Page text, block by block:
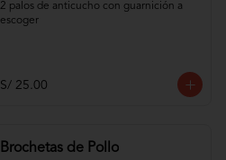
2 palos de anticucho con guarnición a
escoger
S/ 25.00
Brochetas de Pollo